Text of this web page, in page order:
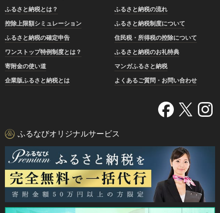
ふるさと納税とは？
ふるさと納税の流れ
控除上限額シミュレーション
ふるさと納税制度について
ふるさと納税の確定申告
住民税・所得税の控除について
ワンストップ特例制度とは？
ふるさと納税のお礼特典
寄附金の使い道
マンガふるさと納税
企業版ふるさと納税とは
よくあるご質問・お問い合わせ
ふるなびオリジナルサービス